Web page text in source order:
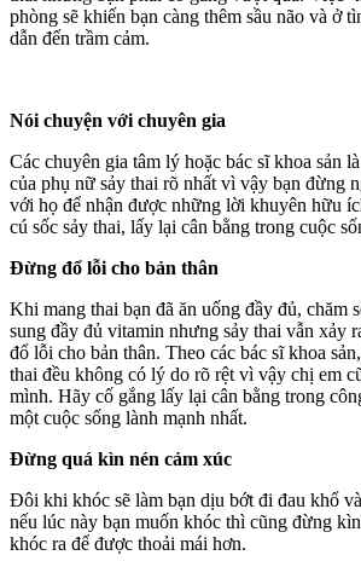
phòng sẽ khiến bạn càng thêm sầu não và ở
dẫn đến trầm cảm.
Nói chuyện với chuyên gia
Các chuyên gia tâm lý hoặc bác sĩ khoa sản
của phụ nữ sảy thai rõ nhất vì vậy bạn đừng
với họ để nhận được những lời khuyên hữu
cú sốc sảy thai, lấy lại cân bằng trong cuộc
Đừng đổ lỗi cho bản thân
Khi mang thai bạn đã ăn uống đầy đủ, chăm
sung đầy đủ vitamin nhưng sảy thai vẫn xảy
đổ lỗi cho bản thân. Theo các bác sĩ khoa
thai đều không có lý do rõ rệt vì vậy chị em
mình. Hãy cố gắng lấy lại cân bằng trong
một cuộc sống lành mạnh nhất.
Đừng quá kìn nén cảm xúc
Đôi khi khóc sẽ làm bạn dịu bớt đi đau khổ
nếu lúc này bạn muốn khóc thì cũng đừng
khóc ra để được thoải mái hơn.